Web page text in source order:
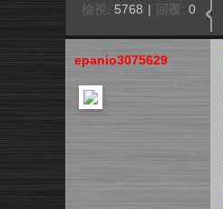
檢視: 5768 | 回覆: 0
epanio3075629